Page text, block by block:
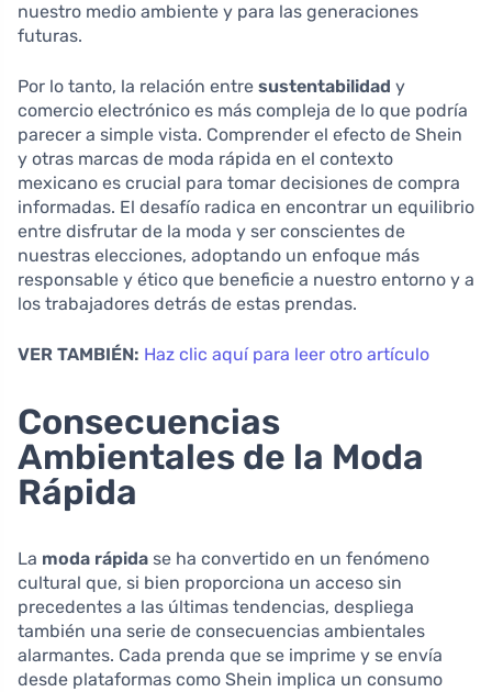
nuestro medio ambiente y para las generaciones
futuras.
Por lo tanto, la relación entre sustentabilidad y
comercio electrónico es más compleja de lo que podría
parecer a simple vista. Comprender el efecto de Shein
y otras marcas de moda rápida en el contexto
mexicano es crucial para tomar decisiones de compra
informadas. El desafío radica en encontrar un equilibrio
entre disfrutar de la moda y ser conscientes de
nuestras elecciones, adoptando un enfoque más
responsable y ético que beneficie a nuestro entorno y a
los trabajadores detrás de estas prendas.
VER TAMBIÉN: Haz clic aquí para leer otro artículo
Consecuencias
Ambientales de la Moda
Rápida
La moda rápida se ha convertido en un fenómeno
cultural que, si bien proporciona un acceso sin
precedentes a las últimas tendencias, despliega
también una serie de consecuencias ambientales
alarmantes. Cada prenda que se imprime y se envía
desde plataformas como Shein implica un consumo